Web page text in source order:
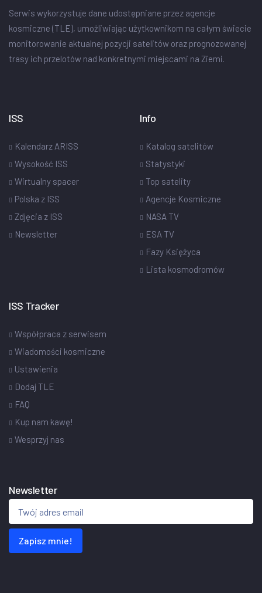
Serwis wykorzystuje dane udostępniane przez agencje
kosmiczne (TLE), umożliwiając użytkownikom na całym świecie
monitorowanie aktualnej pozycji satelitów oraz prognozowanej
trasy ich przelotów nad konkretnymi miejscami na Ziemi.
ISS
Kalendarz ARISS
Wysokość ISS
Wirtualny spacer
Polska z ISS
Zdjęcia z ISS
Newsletter
Info
Katalog satelitów
Statystyki
Top satelity
Agencje Kosmiczne
NASA TV
ESA TV
Fazy Księżyca
Lista kosmodromów
ISS Tracker
Współpraca z serwisem
Wiadomości kosmiczne
Ustawienia
Dodaj TLE
FAQ
Kup nam kawę!
Wesprzyj nas
Newsletter
Zapisz mnie!